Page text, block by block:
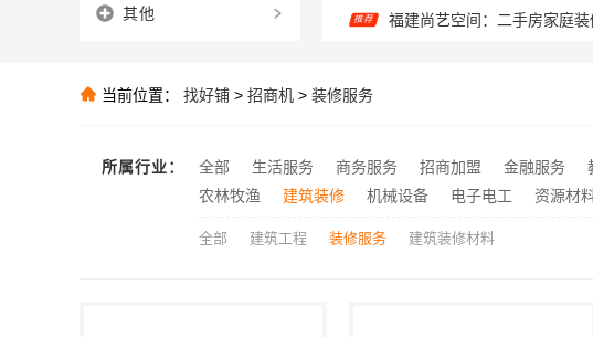
推荐 百年米莱设计装修大平层实景
推荐
推荐
其他
当前位置： 找好铺 > 招商机 > 装修服务
所属行业： 全部 生活服务 商务服务 招商加盟 金融服务
农林牧渔
建筑装修 机械设备 电子电工 资源材
全部 建筑工程 装修服务 建筑装修材料